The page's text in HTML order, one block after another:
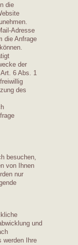
die
Adresse
die Anfrage
der
6 Abs. 1
des
besuchen,
von Ihnen
nur
und
werden Ihre